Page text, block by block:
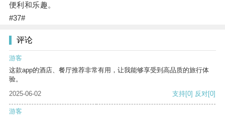
便利和乐趣。
#37#
评论
游客
这款app的酒店、餐厅推荐非常有用，让我能够享受到高品质的旅行体
验。
2025-06-02
支持[0] 反对[0]
游客